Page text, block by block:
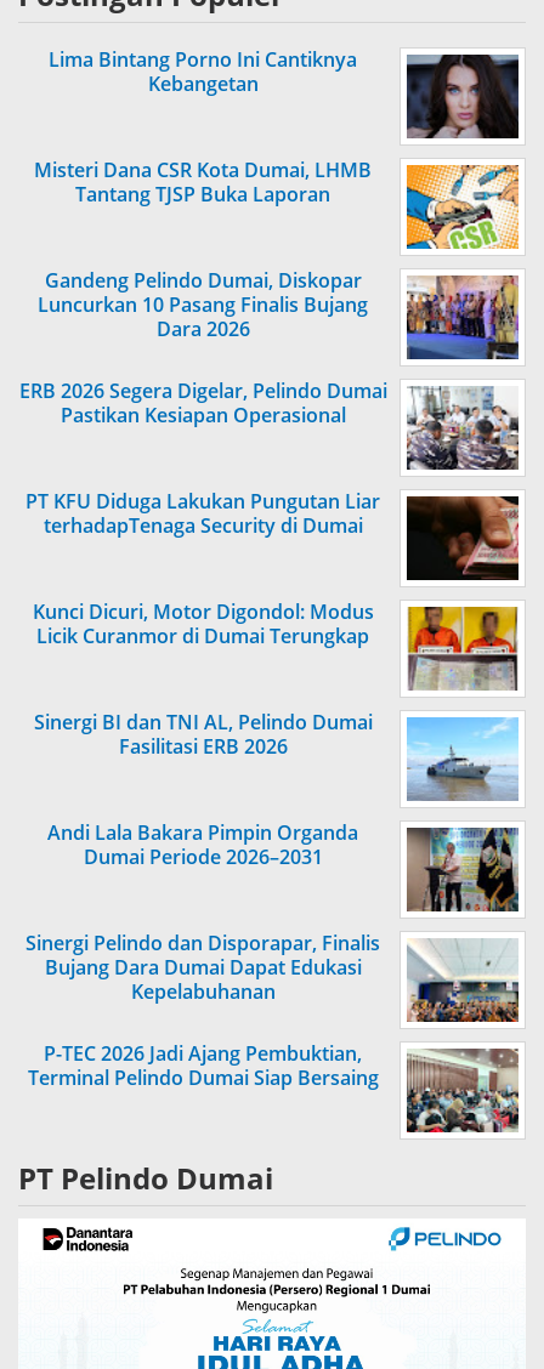
Lima Bintang Porno Ini Cantiknya
Kebangetan
Misteri Dana CSR Kota Dumai, LHMB
Tantang TJSP Buka Laporan
Gandeng Pelindo Dumai, Diskopar
Luncurkan 10 Pasang Finalis Bujang
Dara 2026
ERB 2026 Segera Digelar, Pelindo Dumai
Pastikan Kesiapan Operasional
PT KFU Diduga Lakukan Pungutan Liar
terhadapTenaga Security di Dumai
Kunci Dicuri, Motor Digondol: Modus
Licik Curanmor di Dumai Terungkap
Sinergi BI dan TNI AL, Pelindo Dumai
Fasilitasi ERB 2026
Andi Lala Bakara Pimpin Organda
Dumai Periode 2026–2031
Sinergi Pelindo dan Disporapar, Finalis
Bujang Dara Dumai Dapat Edukasi
Kepelabuhanan
P-TEC 2026 Jadi Ajang Pembuktian,
Terminal Pelindo Dumai Siap Bersaing
PT Pelindo Dumai